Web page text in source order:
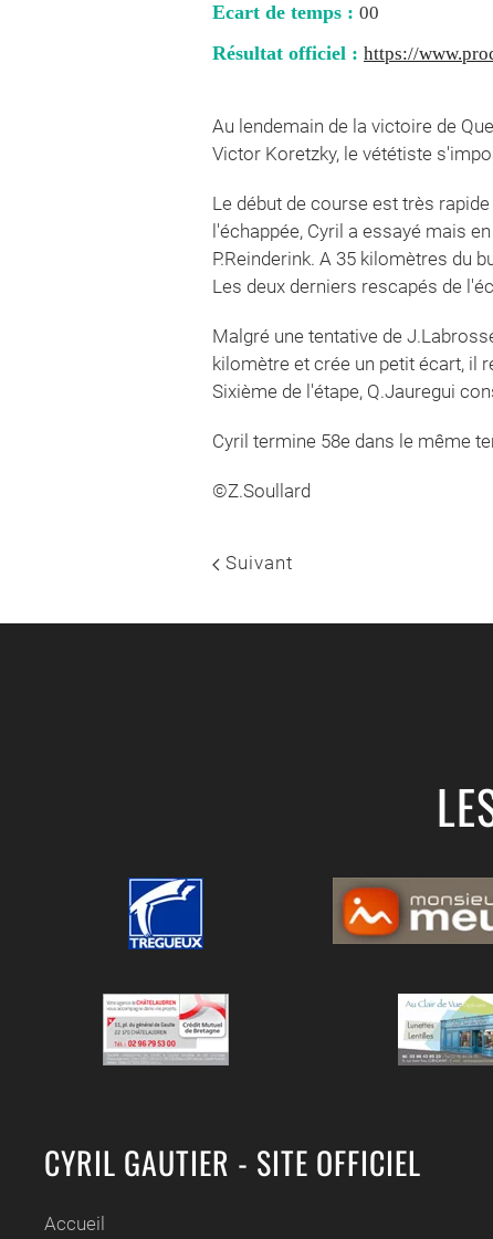
Ecart de temps : 00
Résultat officiel : https://
Au lendemain de la victoire de
Victor Koretzky, le vététiste
Le début de course est très
l'échappée, Cyril a essayé mais
P.Reinderink. A 35 kilomètres du
Les deux derniers rescapés de
Malgré une tentative de
kilomètre et crée un petit écart, il
Sixième de l'étape, Q.Jauregui
Cyril termine 58e dans le même
©Z.Soullard
Suivant
CYRIL GAUTIER - SITE OFFICIEL
Accueil